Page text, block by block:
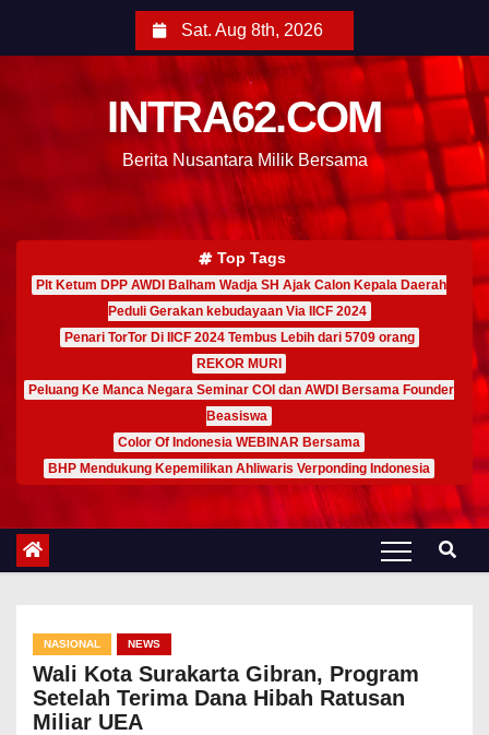
Sat. Aug 8th, 2026
INTRA62.COM
Berita Nusantara Milik Bersama
Top Tags
Plt Ketum DPP AWDI Balham Wadja SH Ajak Calon Kepala Daerah
Peduli Gerakan kebudayaan Via IICF 2024
Penari TorTor Di IICF 2024 Tembus Lebih dari 5709 orang
REKOR MURI
Peluang Ke Manca Negara Seminar COI dan AWDI Bersama Founder
Beasiswa
Color Of Indonesia WEBINAR Bersama
BHP Mendukung Kepemilikan Ahliwaris Verponding Indonesia
NASIONAL NEWS
Wali Kota Surakarta Gibran, Program
Setelah Terima Dana Hibah Ratusan
Miliar UEA